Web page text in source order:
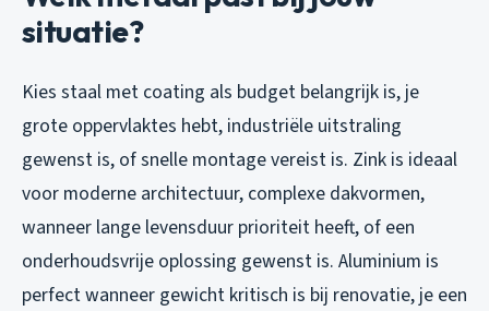
situatie?
Kies staal met coating als budget belangrijk is, je
grote oppervlaktes hebt, industriële uitstraling
gewenst is, of snelle montage vereist is. Zink is ideaal
voor moderne architectuur, complexe dakvormen,
wanneer lange levensduur prioriteit heeft, of een
onderhoudsvrije oplossing gewenst is. Aluminium is
perfect wanneer gewicht kritisch is bij renovatie, je een